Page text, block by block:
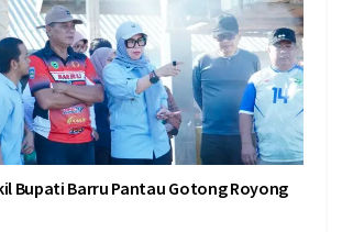
Bupati Barru Pantau Gotong Royong